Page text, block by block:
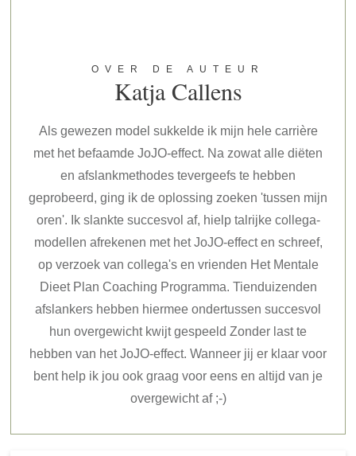
OVER DE AUTEUR
Katja Callens
Als gewezen model sukkelde ik mijn hele carrière
met het befaamde JoJO-effect. Na zowat alle diëten
en afslankmethodes tevergeefs te hebben
geprobeerd, ging ik de oplossing zoeken 'tussen mijn
oren'. Ik slankte succesvol af, hielp talrijke collega-
modellen afrekenen met het JoJO-effect en schreef,
op verzoek van collega's en vrienden Het Mentale
Dieet Plan Coaching Programma. Tienduizenden
afslankers hebben hiermee ondertussen succesvol
hun overgewicht kwijt gespeeld Zonder last te
hebben van het JoJO-effect. Wanneer jij er klaar voor
bent help ik jou ook graag voor eens en altijd van je
overgewicht af ;-)